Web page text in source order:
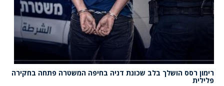
רימון רסס הושלך בלב שכונת דניה בחיפה המשטרה פתחה בחקירה
פלילית